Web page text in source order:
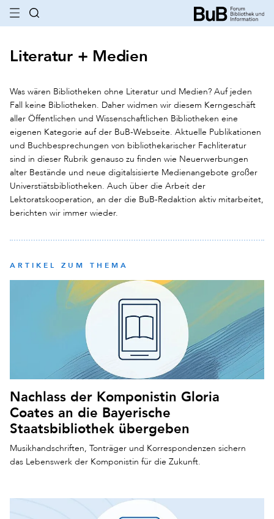
Literatur + Medien
Was wären Bibliotheken ohne Literatur und Medien? Auf jeden
Fall keine Bibliotheken. Daher widmen wir diesem Kerngeschäft
aller Öffentlichen und Wissenschaftlichen Bibliotheken eine
eigenen Kategorie auf der BuB-Webseite. Aktuelle Publikationen
und Buchbesprechungen von bibliothekarischer Fachliteratur
sind in dieser Rubrik genauso zu finden wie Neuerwerbungen
alter Bestände und neue digitalsisierte Medienangebote großer
Universtiätsbibliotheken. Auch über die Arbeit der
Lektoratskooperation, an der die BuB-Redaktion aktiv mitarbeitet,
berichten wir immer wieder.
ARTIKEL ZUM THEMA
Nachlass der Komponistin Gloria
Coates an die Bayerische
Staatsbibliothek übergeben
Musikhandschriften, Tonträger und Korrespondenzen sichern
das Lebenswerk der Komponistin für die Zukunft.